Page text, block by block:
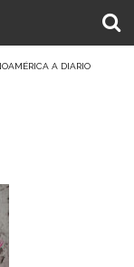
A DIARIO